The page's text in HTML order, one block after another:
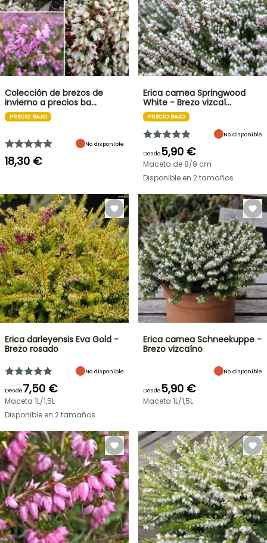
Colección de brezos de
invierno a precios ba…
PRECIO BAJO
No disponible
18,30 €
Erica carnea Springwood
White - Brezo vizcaí…
PRECIO BAJO
No disponible
Desde5,90 €
Maceta de 8/9 cm
Disponible en 2 tamaños
Erica darleyensis Eva Gold -
Brezo rosado
No disponible
Desde7,50 €
Maceta 1L/1,5L
Disponible en 2 tamaños
Erica carnea Schneekuppe -
Brezo vizcaíno
No disponible
Desde5,90 €
Maceta 1L/1,5L